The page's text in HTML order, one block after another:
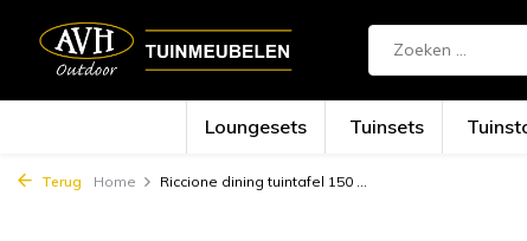
Loungesets Tuinsets
Terug Home Riccione dining tuintafel 150 ...